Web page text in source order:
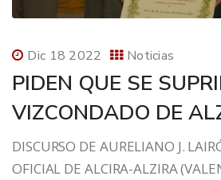
Dic 18 2022 Noticias
PIDEN QUE SE
VIZCONDADO DE
DISCURSO DE AURELIANO J.
OFICIAL DE ALCIRA-ALZIRA